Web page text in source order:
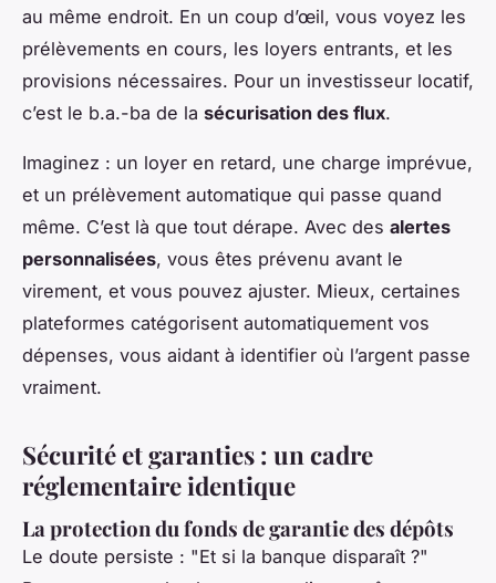
au même endroit. En un coup d’œil, vous voyez les
prélèvements en cours, les loyers entrants, et les
provisions nécessaires. Pour un investisseur locatif,
c’est le b.a.-ba de la sécurisation des flux.
Imaginez : un loyer en retard, une charge imprévue,
et un prélèvement automatique qui passe quand
même. C’est là que tout dérape. Avec des alertes
personnalisées, vous êtes prévenu avant le
virement, et vous pouvez ajuster. Mieux, certaines
plateformes catégorisent automatiquement vos
dépenses, vous aidant à identifier où l’argent passe
vraiment.
Sécurité et garanties : un cadre
réglementaire identique
La protection du fonds de garantie des dépôts
Le doute persiste : "Et si la banque disparaît ?"